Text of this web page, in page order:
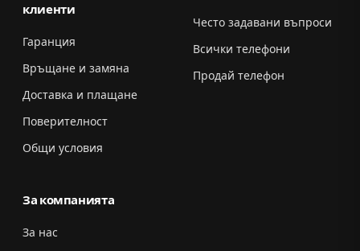
клиенти
Гаранция
Връщане и замяна
Доставка и плащане
Поверителност
Общи условия
Често задавани въпроси
Всички телефони
Продай телефон
За компанията
За нас